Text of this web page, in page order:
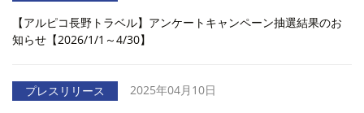
【アルピコ長野トラベル】アンケートキャンペーン抽選結果のお
知らせ【2026/1/1～4/30】
プレスリリース 2025年04月10日